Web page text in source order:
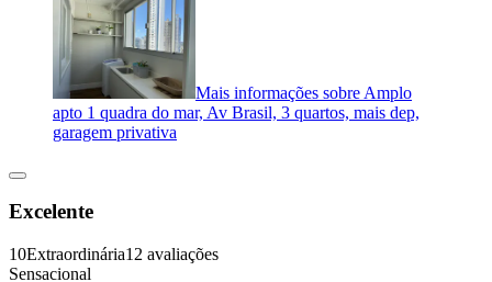
Mais informações sobre Amplo
apto 1 quadra do mar, Av Brasil, 3 quartos, mais dep,
garagem privativa
Excelente
10Extraordinária12 avaliações
Sensacional